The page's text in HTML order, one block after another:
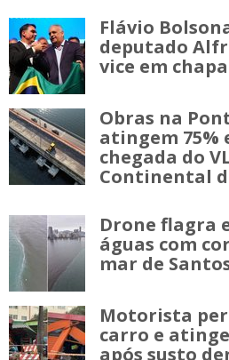
Flávio
deputado
vice em
Obras na
atingem 75%
chegada do
Continental
Drone flagra
águas com
mar de
Motorista
carro e
após susto